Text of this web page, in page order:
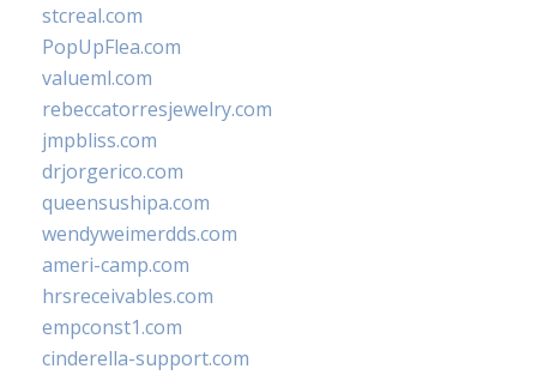
stcreal.com
PopUpFlea.com
valueml.com
rebeccatorresjewelry.com
jmpbliss.com
drjorgerico.com
queensushipa.com
wendyweimerdds.com
ameri-camp.com
hrsreceivables.com
empconst1.com
cinderella-support.com